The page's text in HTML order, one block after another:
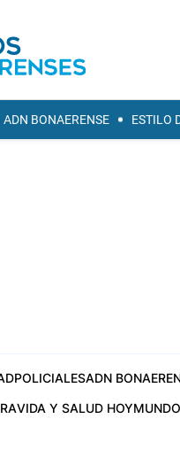
ADN BONAERENSE ESTILO
POLICIALESADN
VIDA Y SALUD HOY